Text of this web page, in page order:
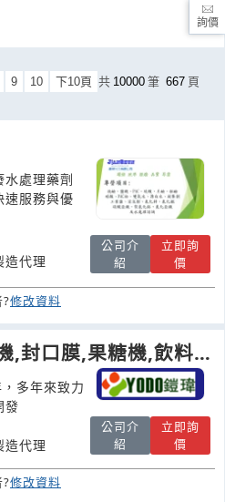
9 10 下10頁 共 10000 筆 667 頁
水處理藥劑
速服務與優
造代理
公司介
紹
立即詢
價
修改資料
,封口膜,果糖機,飲料
多年來致力
發
造代理
公司介
紹
立即詢
價
修改資料
詢價